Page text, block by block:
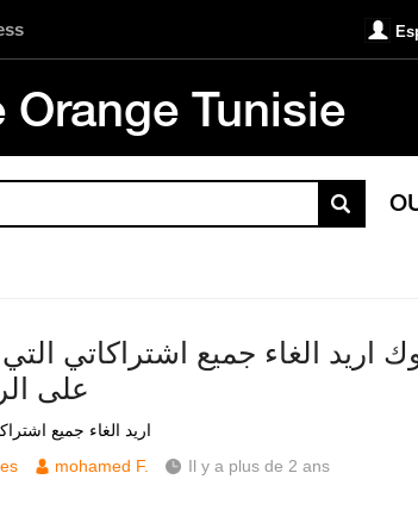
Tunisie
اريد الغاء جميع اشتراكاتي
على الرقم
اريد الغاء جميع اشتراكاتي
mohamed F. Il y a plus de 2 ans